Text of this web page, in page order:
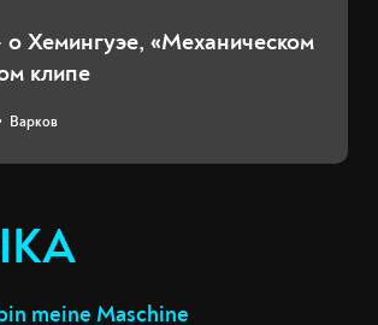
Хемингуэе, «Механическом
клипе
Варков
meine Maschine